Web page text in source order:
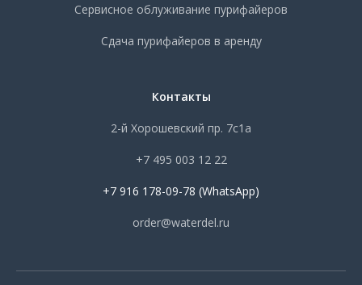
Сервисное облуживание пурифайеров
Сдача пурифайеров в аренду
Контакты
2-й Хорошевский пр. 7с1а
+7 495 003 12 22
+7 916 178-09-78 (WhatsApp)
order@waterdel.ru